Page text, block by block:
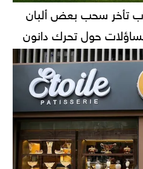
تأخر سحب بعض ألبان
حول تحرك دانون